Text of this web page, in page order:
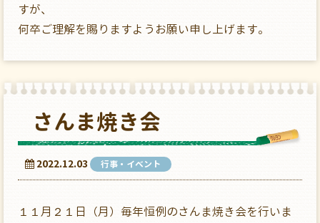
すが、
何卒ご理解を賜りますようお願い申し上げます。
さんま焼き会
2022.12.03 行事・イベント
１１月２１日（月）毎年恒例のさんま焼き会を行いま